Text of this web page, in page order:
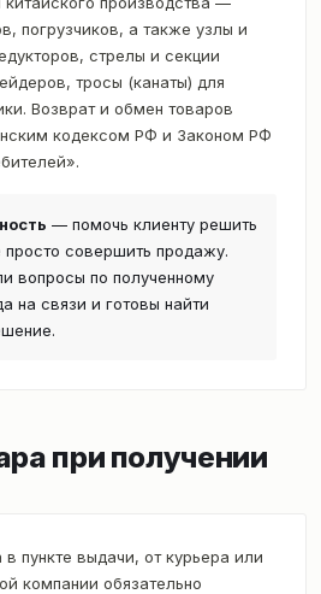
погрузчиков, а также узлы и
стрелы и секции
тросы (канаты) для
Возврат и обмен товаров
кодексом РФ и Законом РФ
— помочь клиенту решить
совершить продажу.
вопросы по полученному
на связи и готовы найти
при получении
пункте выдачи, от курьера или
компании обязательно